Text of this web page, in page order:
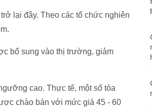
lại đây. Theo các tổ chức nghiên
bổ sung vào thị trường, giảm
cao. Thực tế, một số tòa
chào bán với mức giá 45 - 60